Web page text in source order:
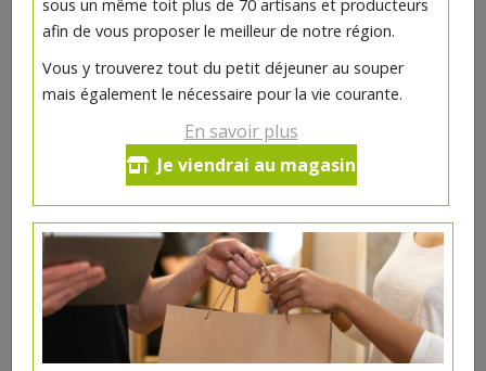
sous un même toit plus de 70 artisans et producteurs
afin de vous proposer le meilleur de notre région.
Vous y trouverez tout du petit déjeuner au souper
mais également le nécessaire pour la vie courante.
En savoir plus
Je viendrai au magasin
Viandes artisanales des Poulet de Gibecq et de la
Boucherie ABC
Viandes & Volailles